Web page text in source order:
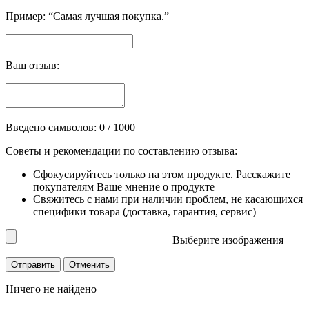
Пример: “Самая лучшая покупка.”
Ваш отзыв:
Введено символов: 0 / 1000
Советы и рекомендации по составлению отзыва:
Сфокусируйтесь только на этом продукте. Расскажите
покупателям Ваше мнение о продукте
Свяжитесь с нами при наличии проблем, не касающихся
специфики товара (доставка, гарантия, сервис)
Выберите изображения
Ничего не найдено